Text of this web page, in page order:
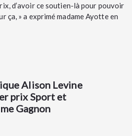
d’avoir ce soutien-là pour pouvoir
ça, » a exprimé madame Ayotte en
Alison Levine
prix Sport et
Gagnon